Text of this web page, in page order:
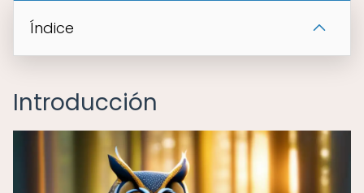
Índice
Introducción